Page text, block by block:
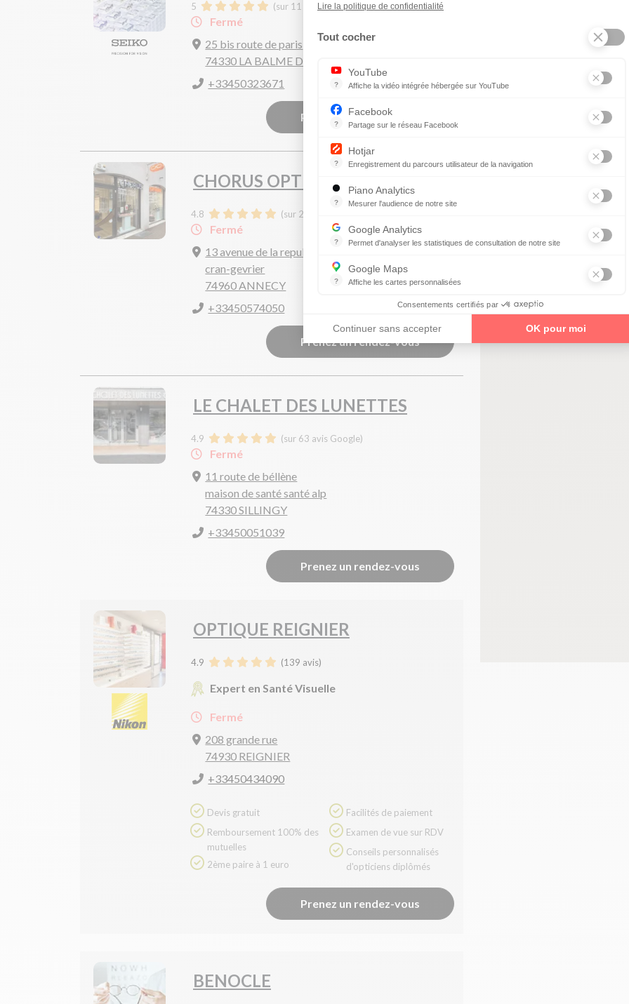
5 (sur 11 avis Google)
Fermé
25 bis route de paris
74330 LA BALME DE SILLINGY
+33450323671
Prenez un rendez-vous
CHORUS OPTIQUE
4.8 (sur 24 avis Google)
Fermé
13 avenue de la republique
cran-gevrier
74960 ANNECY
+33450574050
Prenez un rendez-vous
LE CHALET DES LUNETTES
4.9 (sur 63 avis Google)
Fermé
11 route de béllène
maison de santé santé alp
74330 SILLINGY
+33450051039
Prenez un rendez-vous
OPTIQUE REIGNIER
4.9 (139 avis)
Expert en Santé Visuelle
Fermé
208 grande rue
74930 REIGNIER
+33450434090
Devis gratuit
mutuelles
2ème paire à 1 euro
Facilités de paiement
Examen de vue sur RDV
d'opticiens diplômés
Prenez un rendez-vous
BENOCLE
Lire la politique de confidentialité
Tout cocher
?
YouTube
Affiche la vidéo intégrée hébergée sur YouTube
?
Facebook
Partage sur le réseau Facebook
?
Hotjar
Enregistrement du parcours utilisateur de la navigation
?
Piano Analytics
Mesurer l'audience de notre site
?
Google Analytics
Permet d'analyser les statistiques de consultation de notre site
?
Google Maps
Affiche les cartes personnalisées
Consentements certifiés par
Continuer sans accepter OK pour moi